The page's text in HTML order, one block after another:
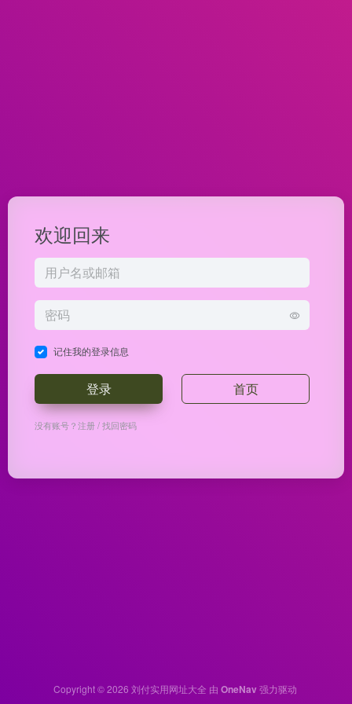
欢迎回来
记住我的登录信息
登录 首页
没有账号？注册/找回密码
Copyright © 2026 刘付实用网址大全 由 OneNav强力驱动